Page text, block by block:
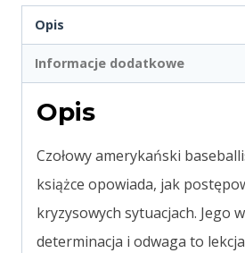
Opis
Informacje dodatkowe
Opis
Czołowy amerykański
książce opowiada, jak
kryzysowych sytuacjach. Jego
determinacja i odwaga to